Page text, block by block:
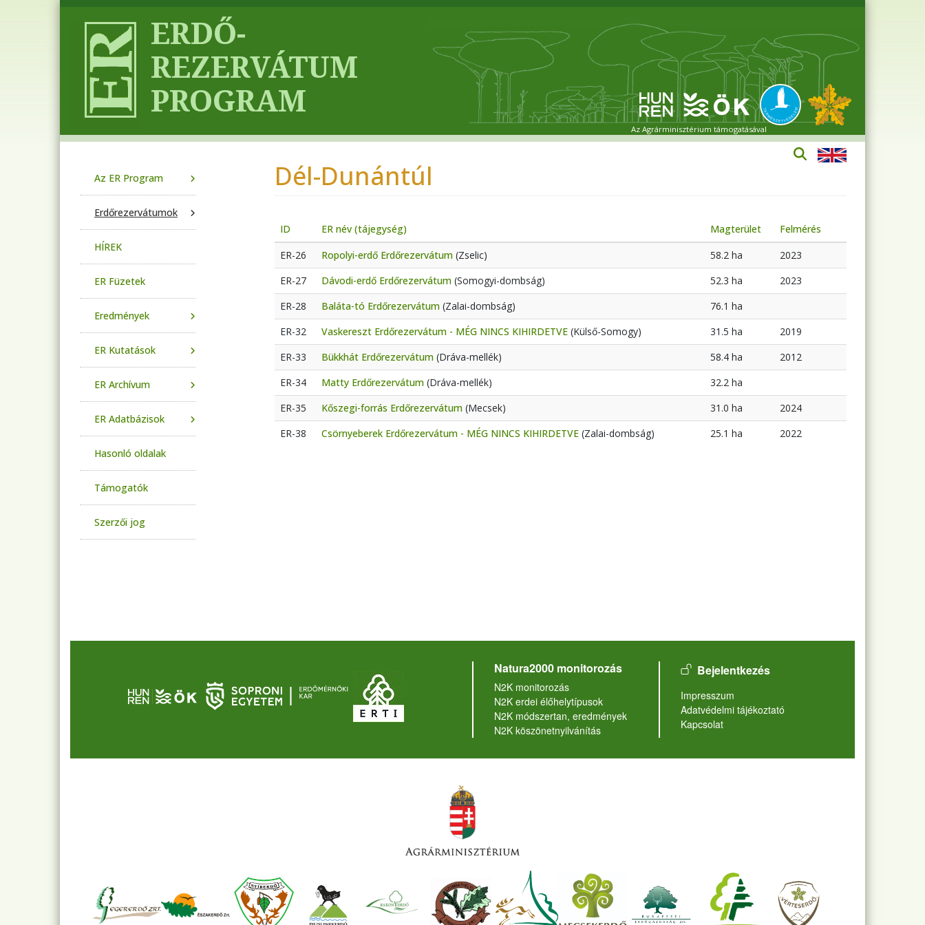
Az Agrárminisztérium támogatásával
Dél-Dunántúl
ID ER név (tájegység) Magterület
Felmérés
ER-26
Ropolyi-erdő Erdőrezervátum (Zselic) 58.2 ha
2023
ER-27
Dávodi-erdő Erdőrezervátum (Somogyi-dombság) 52.3 ha
2023
ER-28
Baláta-tó Erdőrezervátum (Zalai-dombság)
76.1 ha
ER-32
Vaskereszt Erdőrezervátum - MÉG NINCS KIHIRDETVE (Külső-Somogy) 31.5 ha
2019
ER-33
Bükkhát Erdőrezervátum (Dráva-mellék) 58.4 ha
2012
ER-34
Matty Erdőrezervátum (Dráva-mellék)
32.2 ha
ER-35
Kőszegi-forrás Erdőrezervátum (Mecsek) 31.0 ha
2024
ER-38
Csörnyeberek Erdőrezervátum - MÉG NINCS KIHIRDETVE (Zalai-dombság) 25.1 ha 2022
Az ER Program
Erdőrezervátumok
HÍREK
ER Füzetek
Eredmények
ER Kutatások
ER Archívum
ER Adatbázisok
Hasonló oldalak
Támogatók
Szerzői jog
Natura2000 monitorozás
N2K monitorozás
N2K erdei élőhelytípusok
N2K módszertan, eredmények
N2K köszönetnyilvánítás
User account menu
Bejelentkezés
Lábléc
Impresszum
Adatvédelmi tájékoztató
Kapcsolat